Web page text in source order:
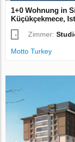
1+0 Wohnung in
Küçükçekmece,
Zimmer:
Motto Turkey